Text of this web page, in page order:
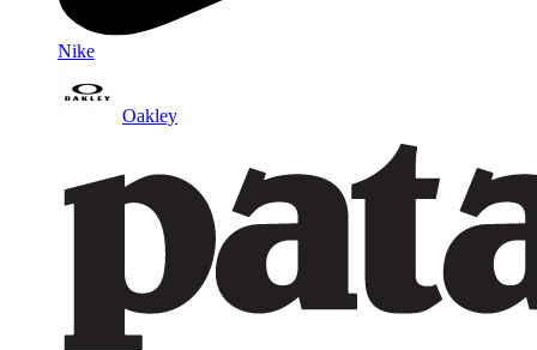
Nike
Oakley